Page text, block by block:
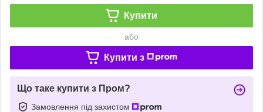
Купити
або
Купити з
Що таке купити з Пром?
Замовлення під захистом